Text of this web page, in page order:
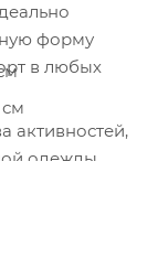
форму
в любых
активностей,
одежды,